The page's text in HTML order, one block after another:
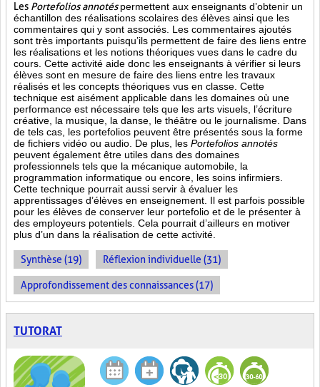
Les Portefolios annotés permettent aux enseignants d’obtenir un
échantillon des réalisations scolaires des élèves ainsi que les
commentaires qui y sont associés. Les commentaires ajoutés
sont très importants puisqu’ils permettent de faire des liens entre
les réalisations et les notions théoriques vues dans le cadre du
cours. Cette activité aide donc les enseignants à vérifier si leurs
élèves sont en mesure de faire des liens entre les travaux
réalisés et les concepts théoriques vus en classe. Cette
technique est aisément applicable dans les domaines où une
performance est nécessaire tels que les arts visuels, l’écriture
créative, la musique, la danse, le théâtre ou le journalisme. Dans
de tels cas, les portefolios peuvent être présentés sous la forme
de fichiers vidéo ou audio. De plus, les Portefolios annotés
peuvent également être utiles dans des domaines
professionnels tels que la mécanique automobile, la
programmation informatique ou encore, les soins infirmiers.
Cette technique pourrait aussi servir à évaluer les
apprentissages d’élèves en enseignement. Il est parfois possible
pour les élèves de conserver leur portefolio et de le présenter à
des employeurs potentiels. Cela pourrait d’ailleurs en motiver
plus d’un dans la réalisation de cette activité.
Synthèse (19) Réflexion individuelle (31)
Approfondissement des connaissances (17)
TUTORAT